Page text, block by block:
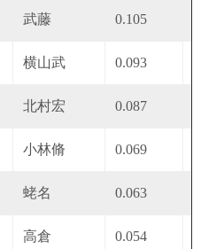
武藤 0.105
横山武 0.093
北村宏 0.087
小林脩 0.069
蛯名 0.063
高倉 0.054